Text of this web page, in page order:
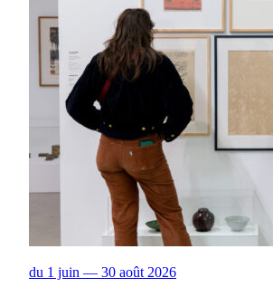
du 1 juin — 30 août 2026